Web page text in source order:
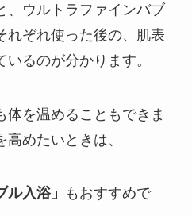
、ウルトラファインバブ
れぞれ使った後の、肌表
るのが分かります。
体を温めることもできま
めたいときは、
ル入浴」
もおすすめで